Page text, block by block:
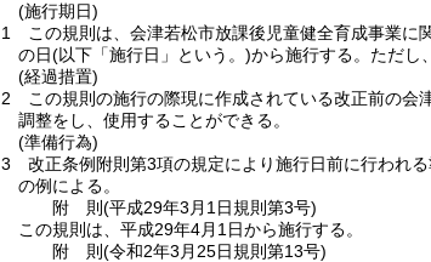
(施行期日)
1
この規則は、会津若松市放課後児童健全育成事業に
の日(以下「施行日」という。)から施行する。 ただし
(経過措置)
2
この規則の施行の際現に作成されている改正前の
調整をし、使用することができる。
(準備行為)
3
改正条例附則第3項の規定により施行日前に行われ
の例による。
附 則(平成29年3月1日規則第3号)
この規則は、平成29年4月1日から施行する。
附 則(令和2年3月25日規則第13号)